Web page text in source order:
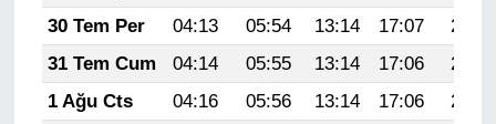
30 Tem Per
04:13 05:54 13:14 17:07
20:25
31 Tem Cum
04:14 05:55 13:14 17:06
20:24
1 Ağu Cts
04:16 05:56 13:14 17:06
20:23